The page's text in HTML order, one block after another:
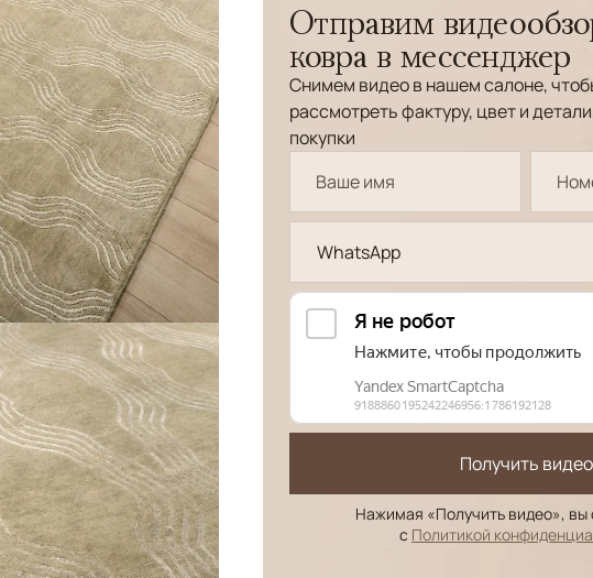
Отправим
ковра в мессенджер
Снимем видео в нашем салоне,
рассмотреть фактуру, цвет и
покупки
WhatsApp
Получить видео
Нажимая «Получить видео», вы
с Политикой